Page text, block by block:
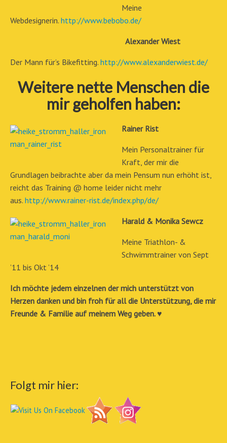
Meine
Webdesignerin. http://www.bebobo.de/
Alexander Wiest
Der Mann für’s Bikefitting. http://www.alexanderwiest.de/
Weitere nette Menschen die
mir geholfen haben:
Rainer Rist
Mein Personaltrainer für
Kraft, der mir die
Grundlagen beibrachte aber da mein Pensum nun erhöht ist,
reicht das Training @ home leider nicht mehr
aus. http://www.rainer-rist.de/index.php/de/
Harald & Monika Sewcz
Meine Triathlon- &
Schwimmtrainer von Sept
’11 bis Okt ’14
Ich möchte jedem einzelnen der mich unterstützt von
Herzen danken und bin froh für all die Unterstützung, die mir
Freunde & Familie auf meinem Weg geben. ♥
Folgt mir hier: